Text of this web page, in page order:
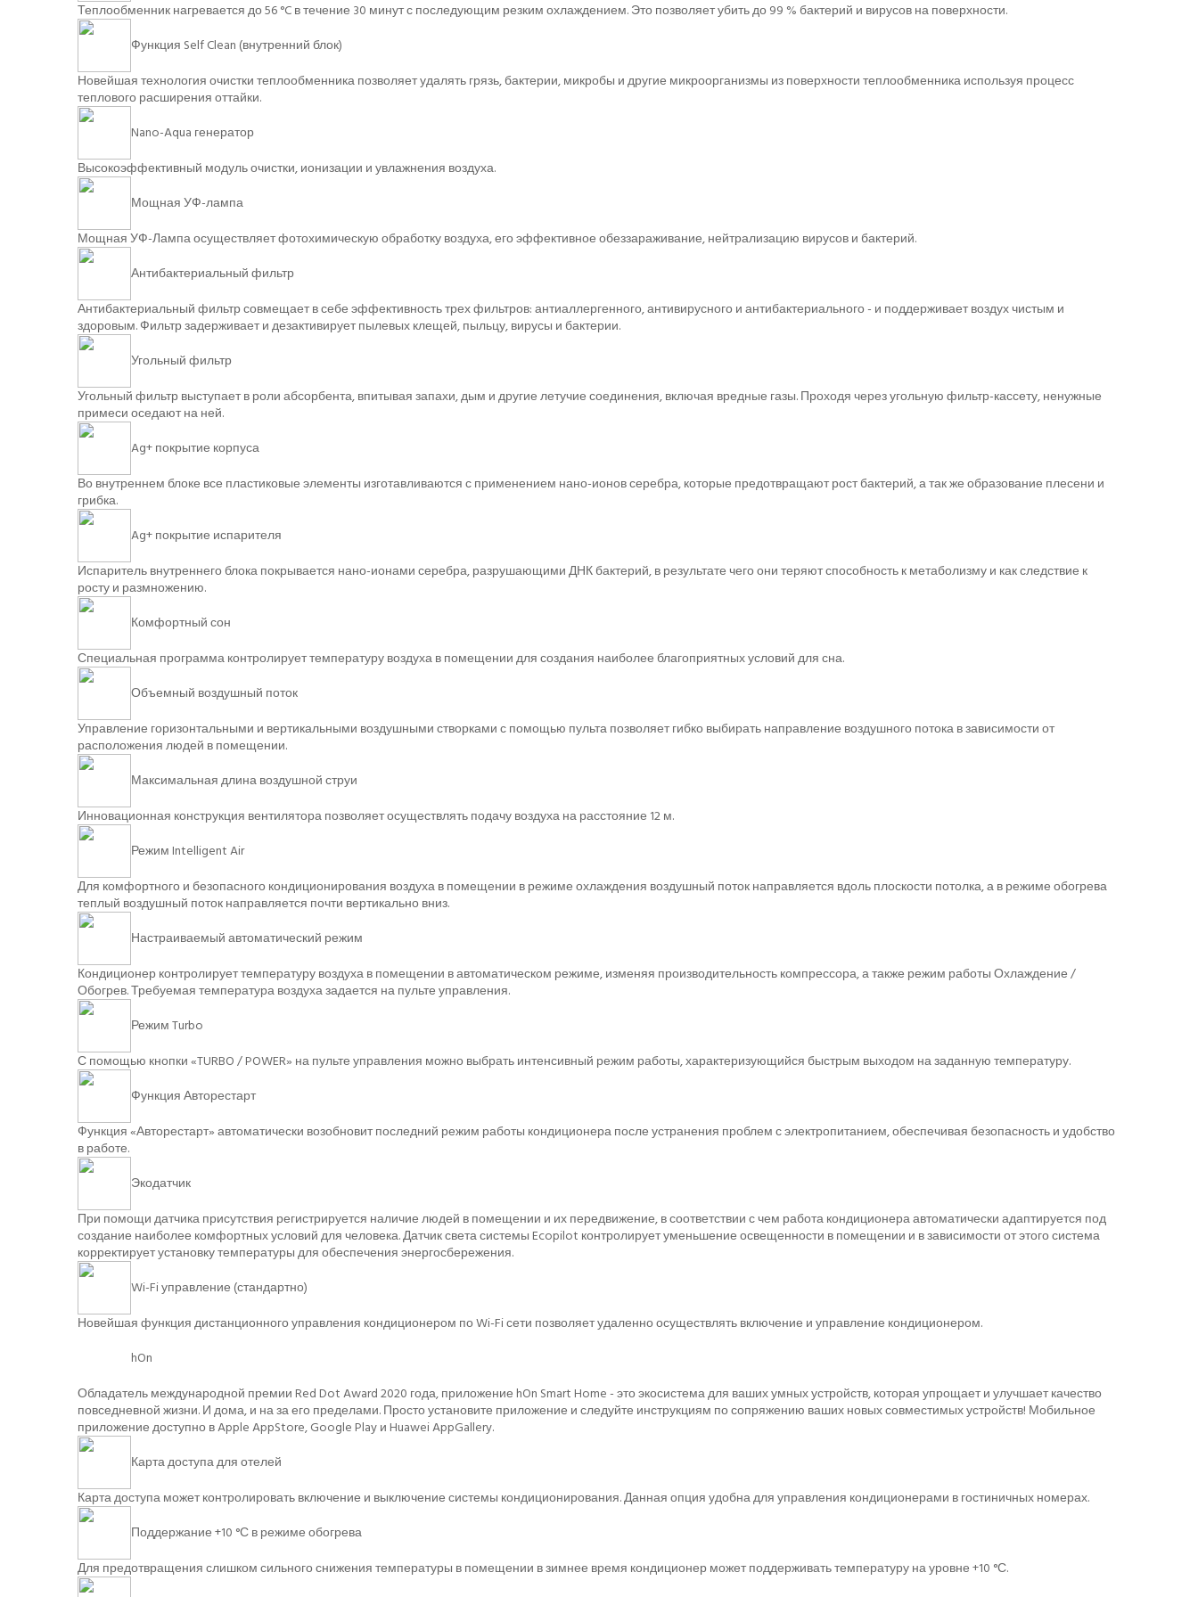
Теплообменник нагревается до 56 °C в течение 30 минут с последующим резким охлаждением. Это позволяет убить до 99 % бактерий и вирусов на поверхности.
Функция Self Clean (внутренний блок)
Новейшая технология очистки теплообменника позволяет удалять грязь, бактерии, микробы и другие микроорганизмы из поверхности теплообменника используя процесс
теплового расширения оттайки.
Nano-Aqua генератор
Высокоэффективный модуль очистки, ионизации и увлажнения воздуха.
Мощная УФ-лампа
Мощная УФ-Лампа осуществляет фотохимическую обработку воздуха, его эффективное обеззараживание, нейтрализацию вирусов и бактерий.
Антибактериальный фильтр
Антибактериальный фильтр совмещает в себе эффективность трех фильтров: антиаллергенного, антивирусного и антибактериального - и поддерживает воздух чистым и
здоровым. Фильтр задерживает и дезактивирует пылевых клещей, пыльцу, вирусы и бактерии.
Угольный фильтр
Угольный фильтр выступает в роли абсорбента, впитывая запахи, дым и другие летучие соединения, включая вредные газы. Проходя через угольную фильтр-кассету, ненужные
примеси оседают на ней.
Ag+ покрытие корпуса
Во внутреннем блоке все пластиковые элементы изготавливаются с применением нано-ионов серебра, которые предотвращают рост бактерий, а так же образование плесени и
грибка.
Ag+ покрытие испарителя
Испаритель внутреннего блока покрывается нано-ионами серебра, разрушающими ДНК бактерий, в результате чего они теряют способность к метаболизму и как следствие к
росту и размножению.
Комфортный сон
Специальная программа контролирует температуру воздуха в помещении для создания наиболее благоприятных условий для сна.
Объемный воздушный поток
Управление горизонтальными и вертикальными воздушными створками с помощью пульта позволяет гибко выбирать направление воздушного потока в зависимости от
расположения людей в помещении.
Максимальная длина воздушной струи
Инновационная конструкция вентилятора позволяет осуществлять подачу воздуха на расстояние 12 м.
Режим Intelligent Air
Для комфортного и безопасного кондиционирования воздуха в помещении в режиме охлаждения воздушный поток направляется вдоль плоскости потолка, а в режиме обогрева
теплый воздушный поток направляется почти вертикально вниз.
Настраиваемый автоматический режим
Кондиционер контролирует температуру воздуха в помещении в автоматическом режиме, изменяя производительность компрессора, а также режим работы Охлаждение /
Обогрев. Требуемая температура воздуха задается на пульте управления.
Режим Turbo
С помощью кнопки «TURBO / POWER» на пульте управления можно выбрать интенсивный режим работы, характеризующийся быстрым выходом на заданную температуру.
Функция Авторестарт
Функция «Авторестарт» автоматически возобновит последний режим работы кондиционера после устранения проблем с электропитанием, обеспечивая безопасность и удобство
в работе.
Экодатчик
При помощи датчика присутствия регистрируется наличие людей в помещении и их передвижение, в соответствии с чем работа кондиционера автоматически адаптируется под
создание наиболее комфортных условий для человека. Датчик света системы Ecopilot контролирует уменьшение освещенности в помещении и в зависимости от этого система
корректирует установку температуры для обеспечения энергосбережения.
Wi-Fi управление (стандартно)
Новейшая функция дистанционного управления кондиционером по Wi-Fi сети позволяет удаленно осуществлять включение и управление кондиционером.
hOn
Обладатель международной премии Red Dot Award 2020 года, приложение hOn Smart Home - это экосистема для ваших умных устройств, которая упрощает и улучшает качество
повседневной жизни. И дома, и на за его пределами. Просто установите приложение и следуйте инструкциям по сопряжению ваших новых совместимых устройств! Мобильное
приложение доступно в Apple AppStore, Google Play и Huawei AppGallery.
Карта доступа для отелей
Карта доступа может контролировать включение и выключение системы кондиционирования. Данная опция удобна для управления кондиционерами в гостиничных номерах.
Поддержание +10 °С в режиме обогрева
Для предотвращения слишком сильного снижения температуры в помещении в зимнее время кондиционер может поддерживать температуру на уровне +10 °С.